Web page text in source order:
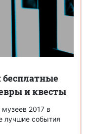
бесплатные
и квесты
2017 в
лучшие события